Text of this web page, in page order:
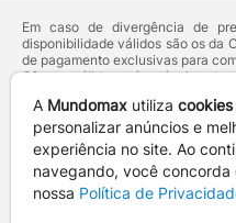
Em caso de divergência de
disponibilidade válidos são os da
de pagamento exclusivas para
Ofertas válidas até o término de
deVenda Corporativa.
Os preços apresentados no site
qualquer outro meio de
Defesa do Consumidor:Lei nº
Vendas sujeitas à confirmação de
A Mundomax utiliza cookies
personalizar anúncios e
experiência no site. Ao
navegando, você concorda
nossa Política de